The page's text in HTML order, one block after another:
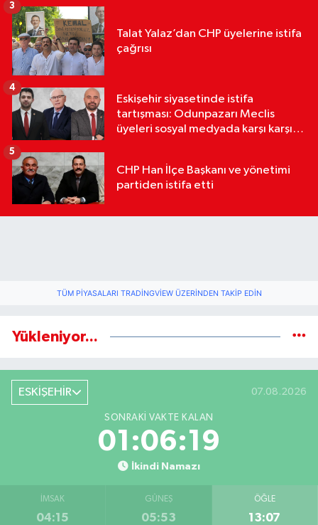
Talat Yalaz’dan CHP üyelerine istifa
çağrısı
3
Eskişehir siyasetinde istifa
tartışması: Odunpazarı Meclis
üyeleri sosyal medyada karşı karşıya
4
CHP Han İlçe Başkanı ve yönetimi
partiden istifa etti
5
TÜM PIYASALARI TRADINGVIEW ÜZERINDEN TAKIP EDIN
Yükleniyor...
ESKİŞEHİR 07.08.2026
SONRAKI VAKTE KALAN
01:06:19
İkindi Namazı
İMSAK
04:15
GÜNEŞ
05:53
ÖĞLE
13:07